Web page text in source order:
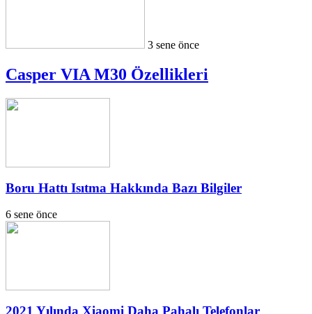
3 sene önce
Casper VIA M30 Özellikleri
Boru Hattı Isıtma Hakkında Bazı Bilgiler
6 sene önce
2021 Yılında Xiaomi Daha Pahalı Telefonlar